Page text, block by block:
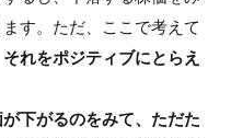
す。ただ、ここで考えて
れをポジティブにとらえ
下がるのをみて、ただた